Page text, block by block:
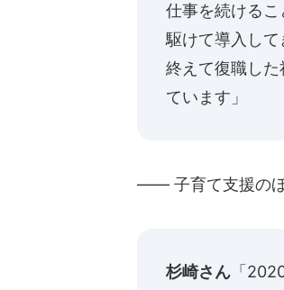
仕事を続ける
駆けて導入し
終えて復職し
ています」
―― 子育て支援のほ
杉崎さん 「